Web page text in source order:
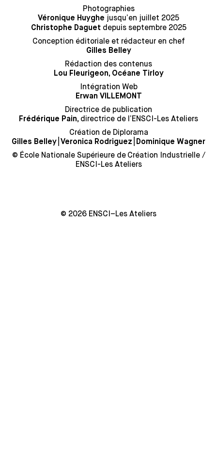
Photographies
Véronique Huyghe jusqu’en juillet 2025
Christophe Daguetdepuis septembre 2025
Conception éditoriale et rédacteur en chef
Gilles Belley
Rédaction des contenus
Lou Fleurigeon, Océane Tirloy
Intégration Web
Erwan VILLEMONT
Directrice de publication
Frédérique Pain, directrice de l’ENSCI-Les Ateliers
Création de Diplorama
Gilles Belley Veronica Rodriguez Dominique Wagner
© École Nationale Supérieure de Création Industrielle /
ENSCI-Les Ateliers
© 2026 ENSCI–Les Ateliers